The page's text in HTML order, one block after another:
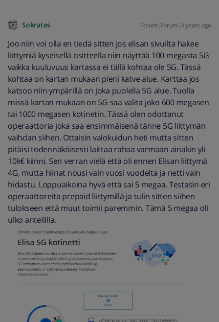
Sokrates Forum|Forum|4 years ago
Joo niin voi olla en tiedä sitten jos elisan sivuilta hakee
liittymiä kyseisellä ositteella niin näyttää 100 megasta 5G
vaikka kuuluvuus kartassa ei tällä kohtaa ole 5G. Tässä
kohtaa on kartan mukaan pieni katve alue. Karttaa jos
katsoo niin ympärillä on joka puolella 5G alue. Tuolla
missä kartan mukaan on 5G saa valita joko 600 megasen
tai 1000 megasen kotinetin. Tässä olen odottanut
operaattoria joka saa ensimmäisenä tänne 5G liittymän
vaihdan siihen. Ottaisin valokuidun heti mutta sitten
pitäisi todennäköisesti laittaa rahaa varmaan ainakin yli
10k€ kiinni. Sen verran vielä että oli ennen Elisan liittymä
4G, mutta hiinat nousi vain vuosi vuodelta ja netti vain
hidastu. Loppuaikoina hyvä että sai 5 megaa. Testasin eri
operaattoreita prepaid liittymillä ja tulin sitten siihen
tulokseen että muut toimii paremmin. Tämä 5 megaa oli
ulko antellilla.